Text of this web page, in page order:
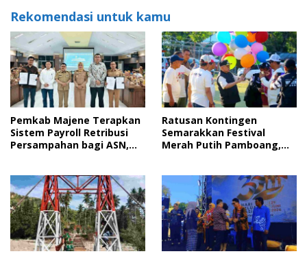
Rekomendasi untuk kamu
Pemkab Majene Terapkan
Sistem Payroll Retribusi
Persampahan bagi ASN,
Ratusan Kontingen
Semarakkan Festival
Merah Putih Pamboang,
Tanah Air